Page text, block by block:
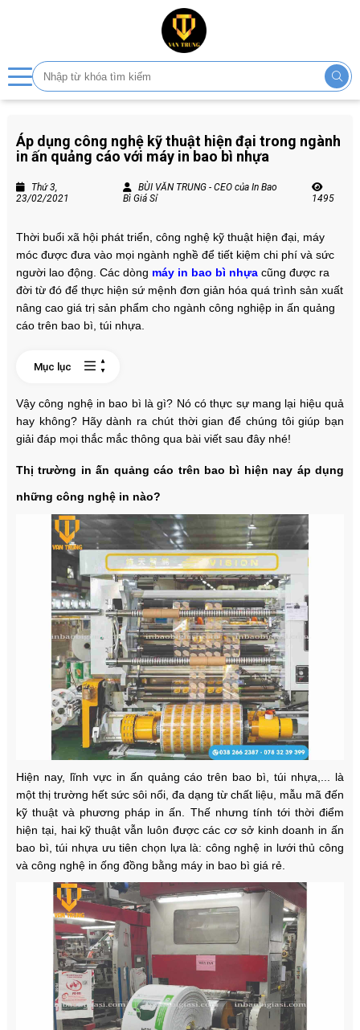
Áp dụng công nghệ kỹ thuật hiện đại trong ngành
in ấn quảng cáo với máy in bao bì nhựa
Thứ 3,
23/02/2021
BÙI VĂN TRUNG - CEO của In Bao
Bì Giá Sỉ
1495
Thời buổi xã hội phát triển, công nghệ kỹ thuật hiện đại, máy
móc được đưa vào mọi ngành nghề để tiết kiệm chi phí và sức
người lao động. Các dòng máy in bao bì nhựa cũng được ra
đời từ đó để thực hiện sứ mệnh đơn giản hóa quá trình sản xuất
nâng cao giá trị sản phẩm cho ngành công nghiệp in ấn quảng
cáo trên bao bì, túi nhựa.
Mục lục
Vậy công nghệ in bao bì là gì? Nó có thực sự mang lại hiệu quả
hay không? Hãy dành ra chút thời gian để chúng tôi giúp bạn
giải đáp mọi thắc mắc thông qua bài viết sau đây nhé!
Thị trường in ấn quảng cáo trên bao bì hiện nay áp dụng
những công nghệ in nào?
Hiện nay, lĩnh vực in ấn quảng cáo trên bao bì, túi nhựa,... là
một thị trường hết sức sôi nổi, đa dạng từ chất liệu, mẫu mã đến
kỹ thuật và phương pháp in ấn. Thế nhưng tính tới thời điểm
hiện tại, hai kỹ thuật vẫn luôn được các cơ sở kinh doanh in ấn
bao bì, túi nhựa ưu tiên chọn lựa là: công nghệ in lưới thủ công
và công nghệ in ống đồng bằng máy in bao bì giá rẻ.